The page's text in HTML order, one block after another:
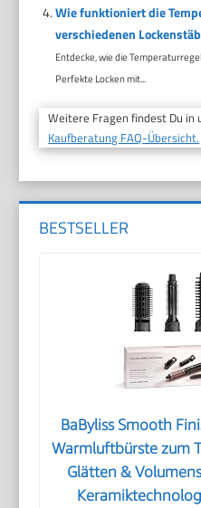
Wie funktioniert die
verschiedenen
Entdecke, wie die
Perfekte Locken mit...
Weitere Fragen findest Du in
Kaufberatung FAQ-Übersicht.
BESTSELLER
BaByliss Smooth
Warmluftbürste zum
Glätten &